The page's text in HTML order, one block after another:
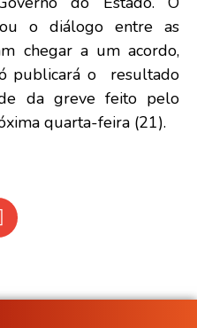
o diálogo entre as
chegar a um acordo,
publicará o resultado
da greve feito pelo
quarta-feira (21).